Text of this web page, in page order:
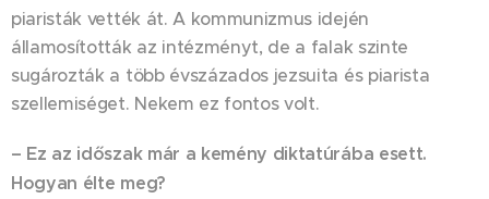
piaristák vették át. A kommunizmus idején
államosították az intézményt, de a falak szinte
sugározták a több évszázados jezsuita és piarista
szellemiséget. Nekem ez fontos volt.
– Ez az időszak már a kemény diktatúrába esett.
Hogyan élte meg?